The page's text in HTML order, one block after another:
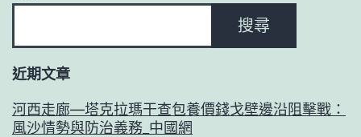
搜尋
近期文章
河西走廊—塔克拉瑪干查包養價錢戈壁邊沿阻擊戰：
風沙情勢與防治義務_中國網